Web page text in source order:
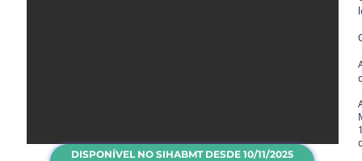
DISPONÍVEL NO SIHABMT DESDE 10/11/2025